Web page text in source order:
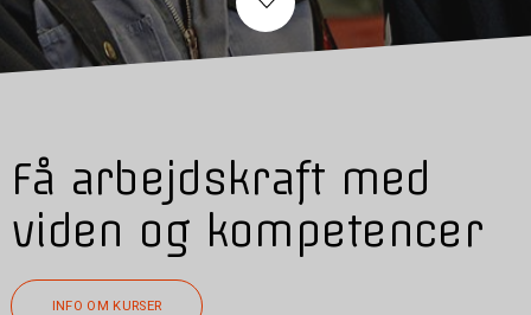
Få arbejdskraft med
viden og kompetencer
INFO OM KURSER